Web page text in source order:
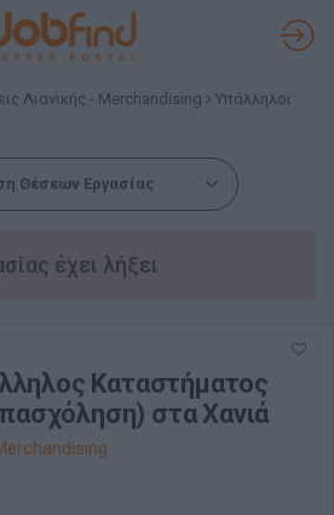
Λιανικής - Merchandising
Υπάλληλοι
Θέσεων Εργασίας
έχει λήξει
Καταστήματος
στα Χανιά